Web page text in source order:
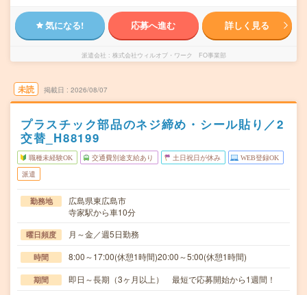
気になる! 応募へ進む 詳しく見る
派遣会社 株式会社ウィルオブ・ワーク FO事業部
未読 掲載日 2026/08/07
プラスチック部品のネジ締め・シール貼り／2
交替_H88199
職種未経験OK 交通費別途支給あり 土日祝日が休み WEB登録OK
派遣
勤務地
広島県東広島市
寺家駅から車10分
曜日頻度 月～金／週5日勤務
時間 8:00～17:00(休憩1時間)20:00～5:00(休憩1時間)
期間 即日～長期（3ヶ月以上） 最短で応募開始から1週間！